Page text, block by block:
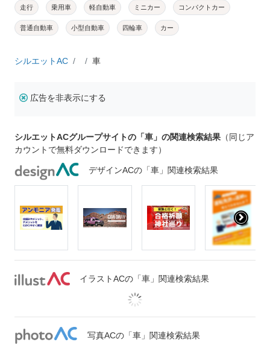
走行 乗用車 軽自動車 ミニカー コンパクトカー
普通自動車 小型自動車 四輪車 カー
シルエットAC 車
広告を非表示にする
シルエットACグループサイトの「車」の関連検索結果 （同じア
カウントで無料ダウンロードできます）
デザインACの「車」関連検索結果
イラストACの「車」関連検索結果
写真ACの「車」関連検索結果